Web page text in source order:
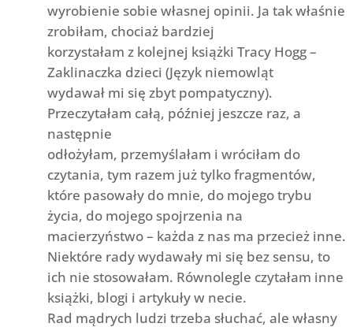
wyrobienie sobie własnej opinii. Ja tak właśnie
zrobiłam, chociaż bardziej
korzystałam z kolejnej książki Tracy Hogg –
Zaklinaczka dzieci (Język niemowląt
wydawał mi się zbyt pompatyczny).
Przeczytałam całą, później jeszcze raz, a
następnie
odłożyłam, przemyślałam i wróciłam do
czytania, tym razem już tylko fragmentów,
które pasowały do mnie, do mojego trybu
życia, do mojego spojrzenia na
macierzyństwo – każda z nas ma przecież inne.
Niektóre rady wydawały mi się bez sensu, to
ich nie stosowałam. Równolegle czytałam inne
książki, blogi i artykuły w necie.
Rad mądrych ludzi trzeba słuchać, ale własny